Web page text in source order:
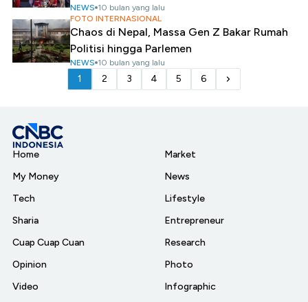
NEWS 10 bulan yang lalu
FOTO INTERNASIONAL
Chaos di Nepal, Massa Gen Z Bakar Rumah
Politisi hingga Parlemen
NEWS 10 bulan yang lalu
1 2 3 4 5 6
Home
My Money
Tech
Sharia
Cuap Cuap Cuan
Opinion
Video
Market
News
Lifestyle
Entrepreneur
Research
Photo
Infographic